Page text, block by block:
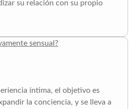
su relación con su propio
sensual?
íntima, el objetivo es
la conciencia, y se lleva a